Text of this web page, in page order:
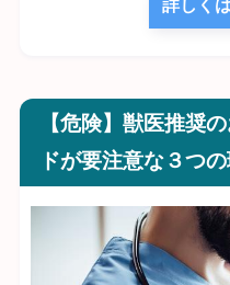
詳しく
【危険】獣医推奨
ドが要注意な３つ